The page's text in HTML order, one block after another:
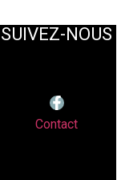
SUIVEZ-NOUS
Contact